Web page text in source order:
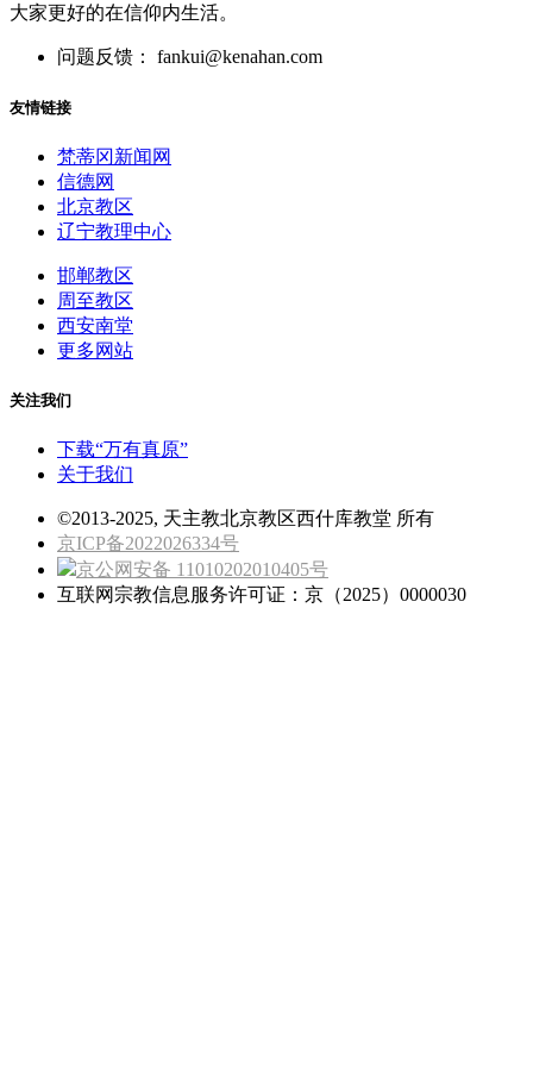
大家更好的在信仰内生活。
问题反馈： fankui@kenahan.com
友情链接
梵蒂冈新闻网
信德网
北京教区
辽宁教理中心
邯郸教区
周至教区
西安南堂
更多网站
关注我们
下载“万有真原”
关于我们
©2013-2025, 天主教北京教区西什库教堂 所有
京ICP备2022026334号
京公网安备 11010202010405号
互联网宗教信息服务许可证：京（2025）0000030